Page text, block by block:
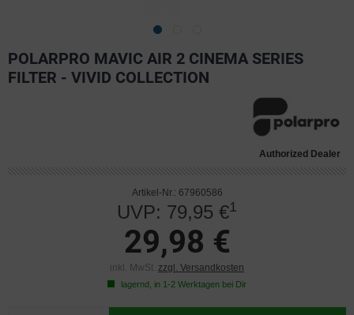
POLARPRO MAVIC AIR 2 CINEMA SERIES
FILTER - VIVID COLLECTION
Authorized Dealer
Artikel-Nr.: 67960586
UVP: 79,95 €1
29,98 €
inkl. MwSt. zzgl. Versandkosten
lagernd, in 1-2 Werktagen bei Dir